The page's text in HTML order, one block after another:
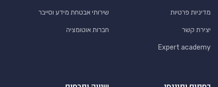
מדיניות פרטיות
יצירת קשר
Expert academy
שירותי אבטחת מידע וסייבר
חברות אוטומציה